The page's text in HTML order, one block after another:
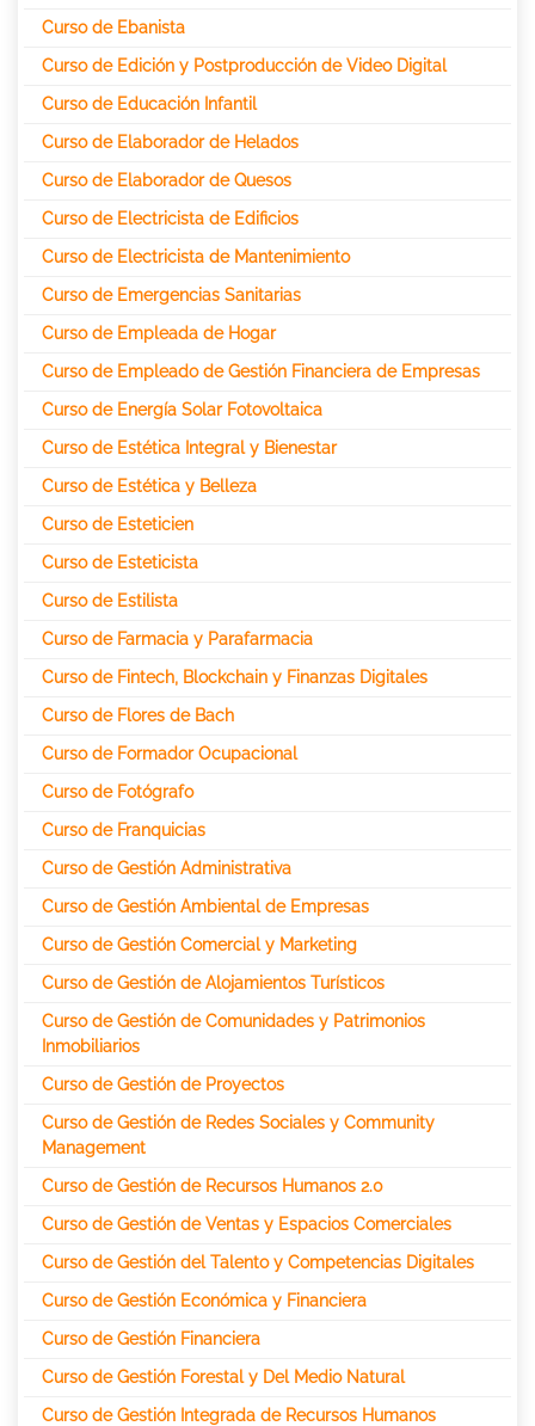
Curso de Ebanista
Curso de Edición y Postproducción de Video Digital
Curso de Educación Infantil
Curso de Elaborador de Helados
Curso de Elaborador de Quesos
Curso de Electricista de Edificios
Curso de Electricista de Mantenimiento
Curso de Emergencias Sanitarias
Curso de Empleada de Hogar
Curso de Empleado de Gestión Financiera de Empresas
Curso de Energía Solar Fotovoltaica
Curso de Estética Integral y Bienestar
Curso de Estética y Belleza
Curso de Esteticien
Curso de Esteticista
Curso de Estilista
Curso de Farmacia y Parafarmacia
Curso de Fintech, Blockchain y Finanzas Digitales
Curso de Flores de Bach
Curso de Formador Ocupacional
Curso de Fotógrafo
Curso de Franquicias
Curso de Gestión Administrativa
Curso de Gestión Ambiental de Empresas
Curso de Gestión Comercial y Marketing
Curso de Gestión de Alojamientos Turísticos
Curso de Gestión de Comunidades y Patrimonios
Inmobiliarios
Curso de Gestión de Proyectos
Curso de Gestión de Redes Sociales y Community
Management
Curso de Gestión de Recursos Humanos 2.0
Curso de Gestión de Ventas y Espacios Comerciales
Curso de Gestión del Talento y Competencias Digitales
Curso de Gestión Económica y Financiera
Curso de Gestión Financiera
Curso de Gestión Forestal y Del Medio Natural
Curso de Gestión Integrada de Recursos Humanos